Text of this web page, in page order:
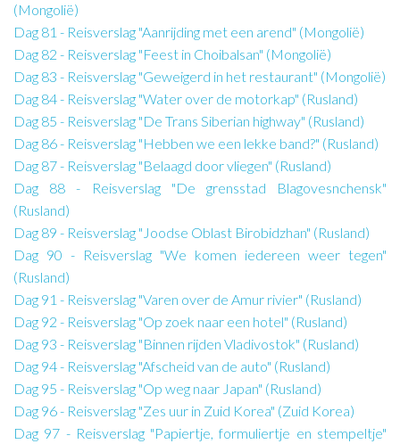
(Mongolië)
Dag 81 - Reisverslag "Aanrijding met een arend" (Mongolië)
Dag 82 - Reisverslag "Feest in Choibalsan" (Mongolië)
Dag 83 - Reisverslag "Geweigerd in het restaurant" (Mongolië)
Dag 84 - Reisverslag "Water over de motorkap" (Rusland)
Dag 85 - Reisverslag "De Trans Siberian highway" (Rusland)
Dag 86 - Reisverslag "Hebben we een lekke band?" (Rusland)
Dag 87 - Reisverslag "Belaagd door vliegen" (Rusland)
Dag 88 - Reisverslag "De grensstad Blagovesnchensk"
(Rusland)
Dag 89 - Reisverslag "Joodse Oblast Birobidzhan" (Rusland)
Dag 90 - Reisverslag "We komen iedereen weer tegen"
(Rusland)
Dag 91 - Reisverslag "Varen over de Amur rivier" (Rusland)
Dag 92 - Reisverslag "Op zoek naar een hotel" (Rusland)
Dag 93 - Reisverslag "Binnen rijden Vladivostok" (Rusland)
Dag 94 - Reisverslag "Afscheid van de auto" (Rusland)
Dag 95 - Reisverslag "Op weg naar Japan" (Rusland)
Dag 96 - Reisverslag "Zes uur in Zuid Korea" (Zuid Korea)
Dag 97 - Reisverslag "Papiertje, formuliertje en stempeltje"